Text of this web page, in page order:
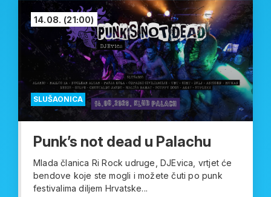
SLUŠAONICA
14.08. (21:00)
Punk’s not dead u Palachu
Mlada članica Ri Rock udruge, DJEvica, vrtjet će
bendove koje ste mogli i možete čuti po punk
festivalima diljem Hrvatske...